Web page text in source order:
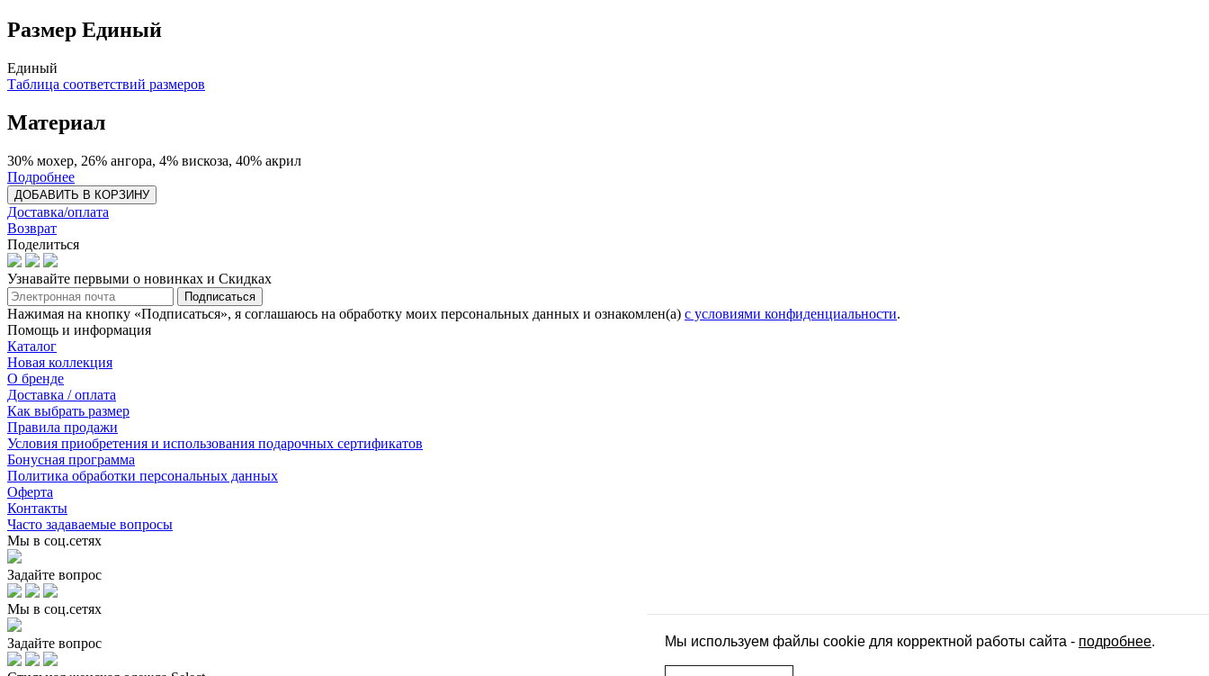
Размер Единый
Единый
Таблица соответствий размеров
Материал
30% мохер, 26% ангора, 4% вискоза, 40% акрил
Подробнее
ДОБАВИТЬ В КОРЗИНУ
Доставка/оплата
Возврат
Поделиться
Узнавайте первыми о новинках и Скидках
Подписаться
Нажимая на кнопку «Подписаться», я соглашаюсь на обработку моих персональных данных и ознакомлен(а) с условиями конфиденциальности.
Помощь и информация
Каталог
Новая коллекция
О бренде
Доставка / оплата
Как выбрать размер
Правила продажи
Условия приобретения и использования подарочных сертификатов
Бонусная программа
Политика обработки персональных данных
Оферта
Контакты
Часто задаваемые вопросы
Мы в соц.сетях
Задайте вопрос
Мы в соц.сетях
Задайте вопрос Мы используем файлы cookie для корректной работы сайта - подробнее.